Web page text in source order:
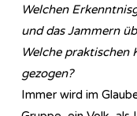
Welchen
und das Jammern
Welche praktischen
gezogen?
Immer wird im